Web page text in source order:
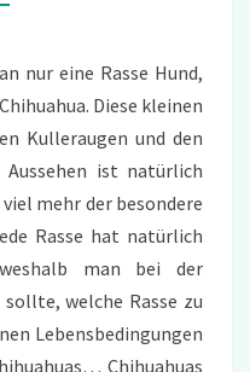
nur eine Rasse Hund,
Diese kleinen
Kulleraugen und den
Aussehen ist natürlich
mehr der besondere
Rasse hat natürlich
man bei der
welche Rasse zu
Lebensbedingungen
Chihuahuas